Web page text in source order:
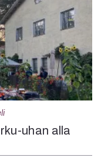
uhan alla